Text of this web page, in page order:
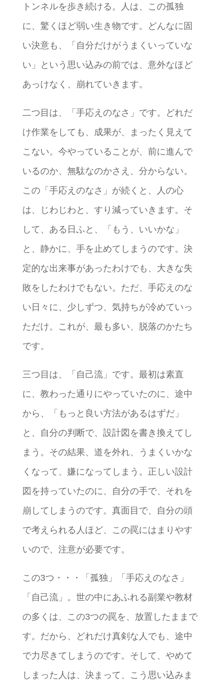
トンネルを歩き続ける。人は、この孤独
に、驚くほど弱い生き物です。どんなに固
い決意も、「自分だけがうまくいっていな
い」という思い込みの前では、意外なほど
あっけなく、崩れていきます。
二つ目は、「手応えのなさ」です。どれだ
け作業をしても、成果が、まったく見えて
こない。今やっていることが、前に進んで
いるのか、無駄なのかさえ、分からない。
この「手応えのなさ」が続くと、人の心
は、じわじわと、すり減っていきます。そ
して、ある日ふと、「もう、いいかな」
と、静かに、手を止めてしまうのです。決
定的な出来事があったわけでも、大きな失
敗をしたわけでもない。ただ、手応えのな
い日々に、少しずつ、気持ちが冷めていっ
ただけ。これが、最も多い、脱落のかたち
です。
三つ目は、「自己流」です。最初は素直
に、教わった通りにやっていたのに、途中
から、「もっと良い方法があるはずだ」
と、自分の判断で、設計図を書き換えてし
まう。その結果、道を外れ、うまくいかな
くなって、嫌になってしまう。正しい設計
図を持っていたのに、自分の手で、それを
崩してしまうのです。真面目で、自分の頭
で考えられる人ほど、この罠にはまりやす
いので、注意が必要です。
この3つ・・・「孤独」「手応えのなさ」
「自己流」。世の中にあふれる副業や教材
の多くは、この3つの罠を、放置したままで
す。だから、どれだけ真剣な人でも、途中
で力尽きてしまうのです。そして、やめて
しまった人は、決まって、こう思い込みま